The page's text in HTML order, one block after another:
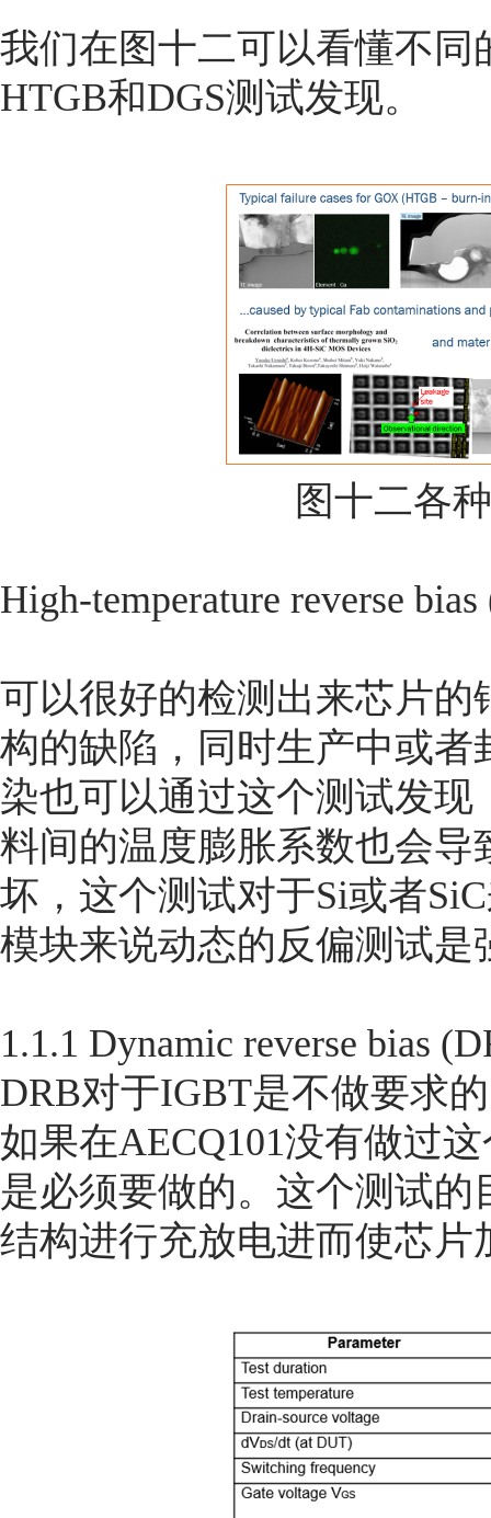
我们在图十二可以看懂不
HTGB和DGS测试发现。
图十二各
High-temperature reverse
可以很好的检测出来芯片
构的缺陷，同时生产中或
染也可以通过这个测试发
料间的温度膨胀系数也会
坏，这个测试对于Si或者
模块来说动态的反偏测试是
1.1.1 Dynamic reverse bias
DRB对于IGBT是不做要求
如果在AECQ101没有做过
是必须要做的。这个测试
结构进行充放电进而使芯片